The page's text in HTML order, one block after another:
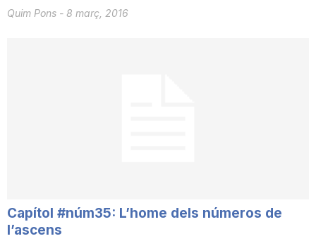
Quim Pons - 8 març, 2016
Capítol #núm35: L’home dels números de
l’ascens